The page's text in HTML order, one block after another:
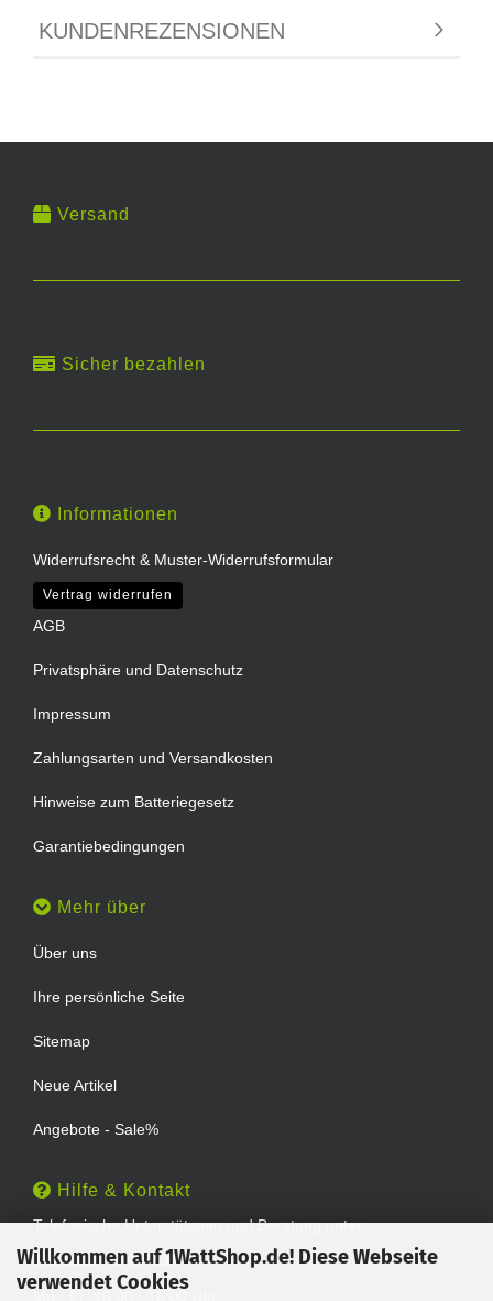
Willkommen auf 1WattShop.de! Diese Webseite
verwendet Cookies
KUNDENREZENSIONEN
Versand
Sicher bezahlen
Informationen
Widerrufsrecht & Muster-Widerrufsformular
Vertrag widerrufen
AGB
Privatsphäre und Datenschutz
Impressum
Zahlungsarten und Versandkosten
Hinweise zum Batteriegesetz
Garantiebedingungen
Mehr über
Über uns
Ihre persönliche Seite
Sitemap
Neue Artikel
Angebote - Sale%
Hilfe & Kontakt
Telefonische Unterstützung und Beratung unter:
TEL: 0202 - 29994539